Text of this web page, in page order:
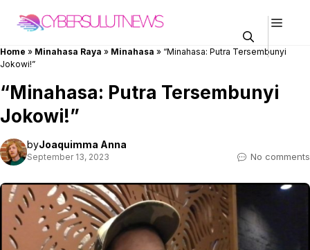
Home » Minahasa Raya » Minahasa » “Minahasa: Putra Tersembunyi
Jokowi!”
“Minahasa: Putra Tersembunyi
Jokowi!”
byJoaquimma Anna
September 13, 2023 No comments